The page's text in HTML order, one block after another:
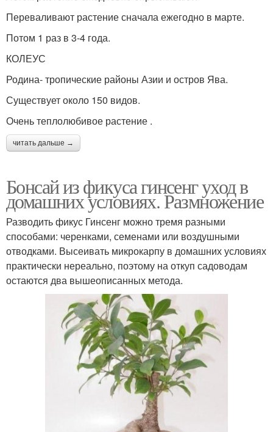
Переваливают растение сначала ежегодно в марте.
Потом 1 раз в 3-4 года.
КОЛЕУС
Родина- тропические районы Азии и остров Ява.
Существует около 150 видов.
Очень теплолюбивое растение .
читать дальше →
Бонсай из фикуса гинсенг уход в
домашних условиях. Размножение
Разводить фикус Гинсенг можно тремя разными
способами: черенками, семенами или воздушными
отводками. Высеивать микрокарпу в домашних условиях
практически нереально, поэтому на откуп садоводам
остаются два вышеописанных метода.